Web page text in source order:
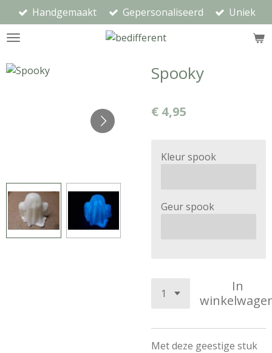
direct
naar
hoofdinhoud
Handgemaakt Gepersonaliseerd Uniek
Spooky
€ 4,95
Kleur spook
Geur spook
In
Met deze geestige stuk